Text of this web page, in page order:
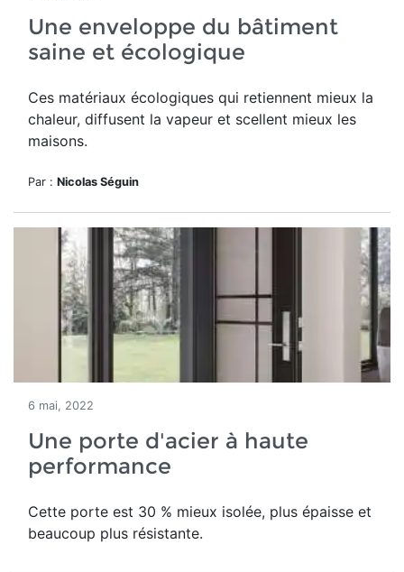
Une enveloppe du bâtiment
saine et écologique
Ces matériaux écologiques qui retiennent mieux la
chaleur, diffusent la vapeur et scellent mieux les
maisons.
Par : Nicolas Séguin
6 mai, 2022
Une porte d'acier à haute
performance
Cette porte est 30 % mieux isolée, plus épaisse et
beaucoup plus résistante.